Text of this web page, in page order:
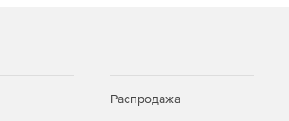
Распродажа